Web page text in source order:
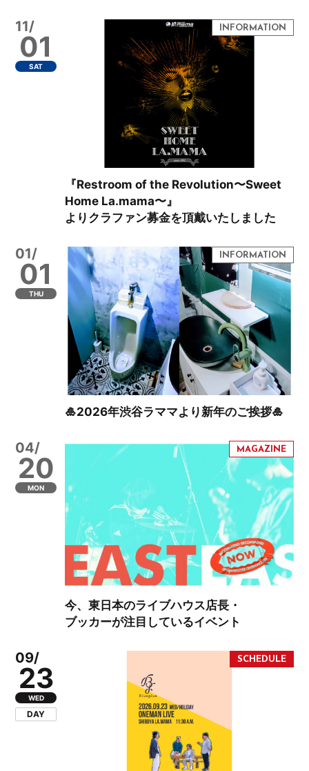
11/
01
SAT
『Restroom of the Revolution〜Sweet
Home La.mama〜』
よりクラファン募金を頂戴いたしました
01/
01
THU
🎍2026年渋谷ラママより新年のご挨拶🎍
04/
20
MON
今、東日本のライブハウス店長・
ブッカーが注目しているイベント
09/
23
WED
DAY